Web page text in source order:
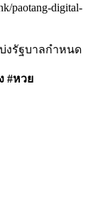
paotang-digital-
งรัฐบาลกำหนด
#หวย